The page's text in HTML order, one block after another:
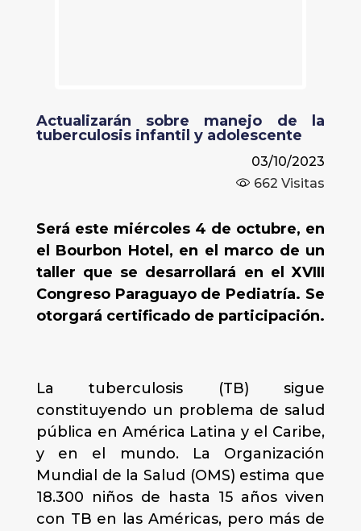
Actualizarán sobre manejo de la
tuberculosis infantil y adolescente
03/10/2023
662 Visitas
Será este miércoles 4 de octubre, en
el Bourbon Hotel, en el marco de un
taller que se desarrollará en el XVIII
Congreso Paraguayo de Pediatría. Se
otorgará certificado de participación.
La tuberculosis (TB) sigue
constituyendo un problema de salud
pública en América Latina y el Caribe,
y en el mundo. La Organización
Mundial de la Salud (OMS) estima que
18.300 niños de hasta 15 años viven
con TB en las Américas, pero más de